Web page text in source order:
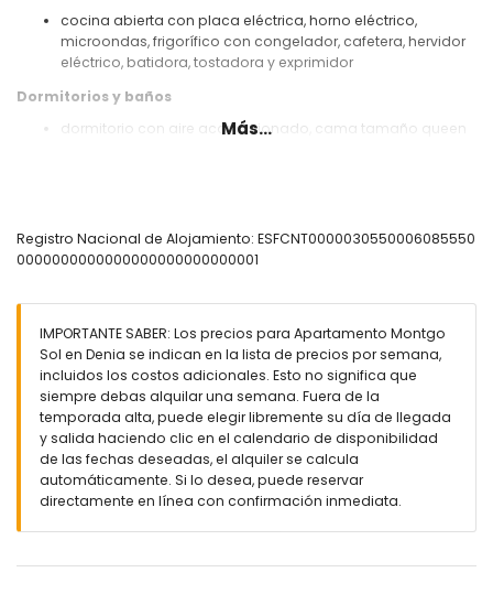
cocina abierta con placa eléctrica, horno eléctrico,
microondas, frigorífico con congelador, cafetera, hervidor
eléctrico, batidora, tostadora y exprimidor
Dormitorios y baños
dormitorio con aire acondicionado, cama tamaño queen
bañera/ducha y WC
Exterior del apartamento
parcela vallada
piscina para niños
jardín comunitario con césped y árboles
terraza
barbacoa
ducha exterior
zona de estar al aire libre y zona de comedor al aire libre
espacio de aparcamiento comunitario
Más información
pueblo más cercano: Denia (a menos de 2 kilómetros del
Más...
Registro Nacional de Alojamiento: ESFCNT0000030550006085550
0000000000000000000000000001
IMPORTANTE SABER: Los precios para Apartamento Montgo
Sol en Denia se indican en la lista de precios por semana,
incluidos los costos adicionales. Esto no significa que
siempre debas alquilar una semana. Fuera de la
temporada alta, puede elegir libremente su día de llegada
y salida haciendo clic en el calendario de disponibilidad
de las fechas deseadas, el alquiler se calcula
automáticamente. Si lo desea, puede reservar
directamente en línea con confirmación inmediata.